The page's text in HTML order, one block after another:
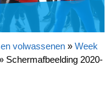
volwassenen» Week
Schermafbeelding 2020-